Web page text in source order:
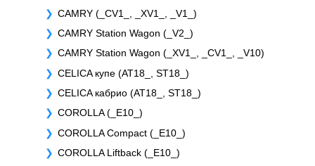
CAMRY (_CV1_, _XV1_, _V1_)
CAMRY Station Wagon (_V2_)
CAMRY Station Wagon (_XV1_, _CV1_, _V10)
CELICA купе (AT18_, ST18_)
CELICA кабрио (AT18_, ST18_)
COROLLA (_E10_)
COROLLA Compact (_E10_)
COROLLA Liftback (_E10_)